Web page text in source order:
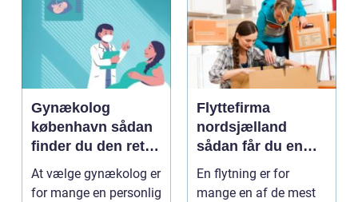
Gynækolog
københavn sådan
finder du den rette
specialist
At vælge gynækolog er
for mange en personlig
Flyttefirma
nordsjælland
sådan får du en
tryg og effektiv
flytning
En flytning er for
mange en af de mest